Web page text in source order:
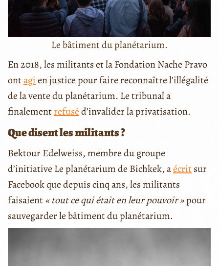
Le bâtiment du planétarium.
En2018, les militants et la Fondation Nache Pravo
ontagien justice pour faire reconnaître l’illégalité
de la vente du planétarium. Le tribunal a
finalementrefuséd’invalider la privatisation.
Que disent les militants ?
Bektour Edelweiss, membre du groupe
d’initiative Le planétarium de Bichkek, aécritsur
Facebook que depuis cinq ans, les militants
faisaient« tout ce qui était en leur pouvoir »pour
sauvegarder le bâtiment du planétarium.